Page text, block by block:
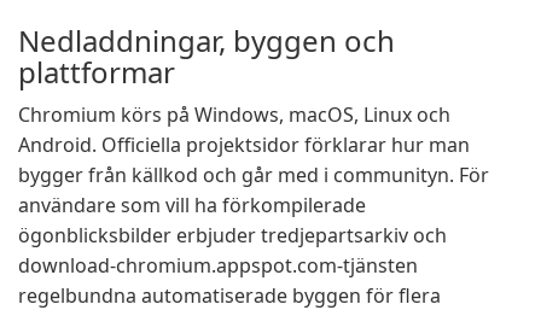
Nedladdningar, byggen och
plattformar
Chromium körs på Windows, macOS, Linux och
Android. Officiella projektsidor förklarar hur man
bygger från källkod och går med i communityn. För
användare som vill ha förkompilerade
ögonblicksbilder erbjuder tredjepartsarkiv och
download-chromium.appspot.com-tjänsten
regelbundna automatiserade byggen för flera